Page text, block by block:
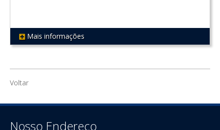
REF 154
Mais informações
Voltar
Nosso Endereço